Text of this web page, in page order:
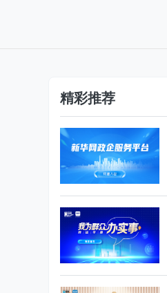
精彩推荐